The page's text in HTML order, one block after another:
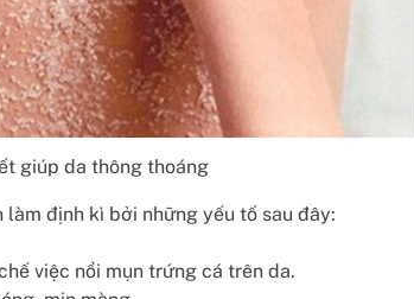
giúp da thông thoáng
định kì bởi những yếu tố sau đây:
việc nổi mụn trứng cá trên da.